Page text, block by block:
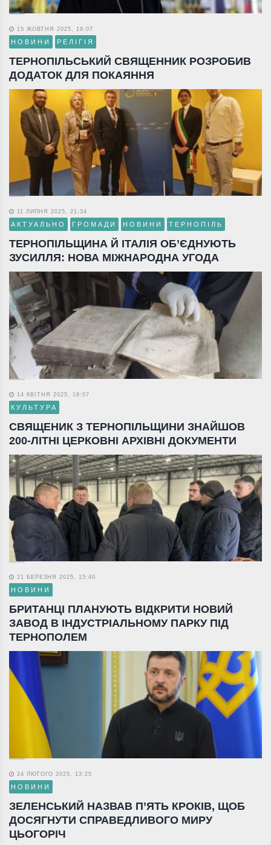
15 ЖОВТНЯ 2025, 19:07
НОВИНИ РЕЛІГІЯ
ТЕРНОПІЛЬСЬКИЙ СВЯЩЕННИК РОЗРОБИВ
ДОДАТОК ДЛЯ ПОКАЯННЯ
11 ЛИПНЯ 2025, 21:34
АКТУАЛЬНО ГРОМАДИ НОВИНИ ТЕРНОПІЛЬ
ТЕРНОПІЛЬЩИНА Й ІТАЛІЯ ОБ’ЄДНУЮТЬ
ЗУСИЛЛЯ: НОВА МІЖНАРОДНА УГОДА
14 КВІТНЯ 2025, 18:07
КУЛЬТУРА
СВЯЩЕНИК З ТЕРНОПІЛЬЩИНИ ЗНАЙШОВ
200-ЛІТНІ ЦЕРКОВНІ АРХІВНІ ДОКУМЕНТИ
21 БЕРЕЗНЯ 2025, 15:40
НОВИНИ
БРИТАНЦІ ПЛАНУЮТЬ ВІДКРИТИ НОВИЙ
ЗАВОД В ІНДУСТРІАЛЬНОМУ ПАРКУ ПІД
ТЕРНОПОЛЕМ
24 ЛЮТОГО 2025, 13:25
НОВИНИ
ЗЕЛЕНСЬКИЙ НАЗВАВ П’ЯТЬ КРОКІВ, ЩОБ
ДОСЯГНУТИ СПРАВЕДЛИВОГО МИРУ
ЦЬОГОРІЧ